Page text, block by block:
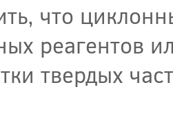
что
реагентов
твердых